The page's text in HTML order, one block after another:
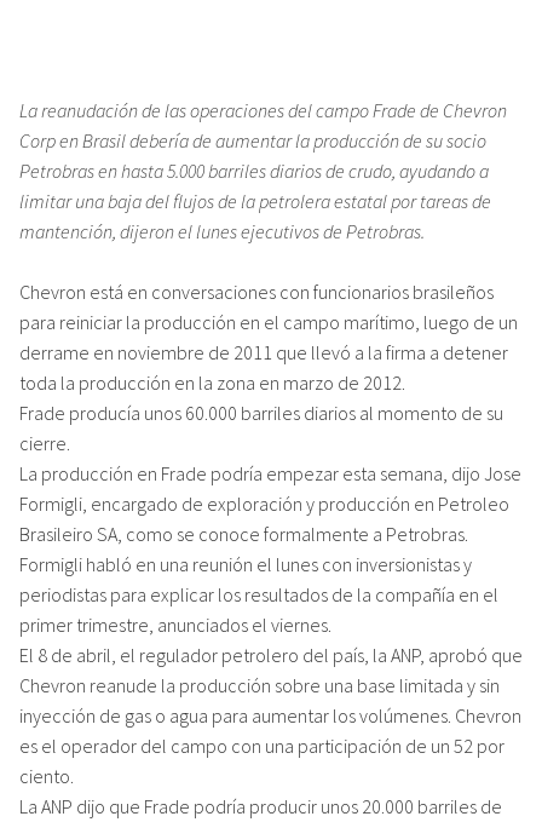
La reanudación de las operaciones del campo Frade de Chevron
Corp en Brasil debería de aumentar la producción de su socio
Petrobras en hasta 5.000 barriles diarios de crudo, ayudando a
limitar una baja del flujos de la petrolera estatal por tareas de
mantención, dijeron el lunes ejecutivos de Petrobras.
Chevron está en conversaciones con funcionarios brasileños
para reiniciar la producción en el campo marítimo, luego de un
derrame en noviembre de 2011 que llevó a la firma a detener
toda la producción en la zona en marzo de 2012.
Frade producía unos 60.000 barriles diarios al momento de su
cierre.
La producción en Frade podría empezar esta semana, dijo Jose
Formigli, encargado de exploración y producción en Petroleo
Brasileiro SA, como se conoce formalmente a Petrobras.
Formigli habló en una reunión el lunes con inversionistas y
periodistas para explicar los resultados de la compañía en el
primer trimestre, anunciados el viernes.
El 8 de abril, el regulador petrolero del país, la ANP, aprobó que
Chevron reanude la producción sobre una base limitada y sin
inyección de gas o agua para aumentar los volúmenes. Chevron
es el operador del campo con una participación de un 52 por
ciento.
La ANP dijo que Frade podría producir unos 20.000 barriles de